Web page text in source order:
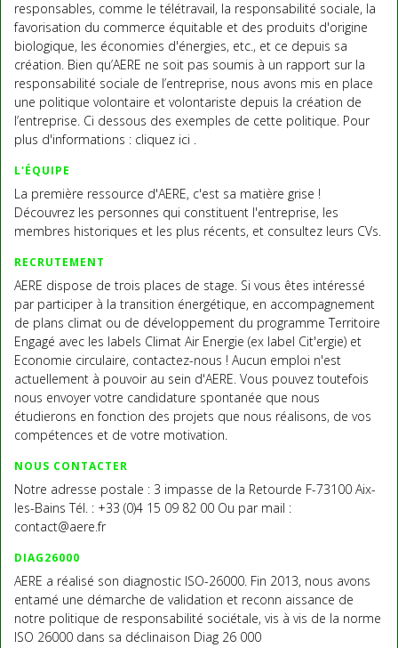
responsables, comme le télétravail, la responsabilité sociale, la
favorisation du commerce équitable et des produits d'origine
biologique, les économies d'énergies, etc., et ce depuis sa
création. Bien qu’AERE ne soit pas soumis à un rapport sur la
responsabilité sociale de l’entreprise, nous avons mis en place
une politique volontaire et volontariste depuis la création de
l’entreprise. Ci dessous des exemples de cette politique. Pour
plus d'informations : cliquez ici .
L'ÉQUIPE
La première ressource d'AERE, c'est sa matière grise !
Découvrez les personnes qui constituent l'entreprise, les
membres historiques et les plus récents, et consultez leurs CVs.
RECRUTEMENT
AERE dispose de trois places de stage. Si vous êtes intéressé
par participer à la transition énergétique, en accompagnement
de plans climat ou de développement du programme Territoire
Engagé avec les labels Climat Air Energie (ex label Cit'ergie) et
Economie circulaire, contactez-nous ! Aucun emploi n'est
actuellement à pouvoir au sein d'AERE. Vous pouvez toutefois
nous envoyer votre candidature spontanée que nous
étudierons en fonction des projets que nous réalisons, de vos
compétences et de votre motivation.
NOUS CONTACTER
Notre adresse postale : 3 impasse de la Retourde F-73100 Aix-
les-Bains Tél. : +33 (0)4 15 09 82 00 Ou par mail :
contact@aere.fr
DIAG26000
AERE a réalisé son diagnostic ISO-26000. Fin 2013, nous avons
entamé une démarche de validation et reconn aissance de
notre politique de responsabilité sociétale, vis à vis de la norme
ISO 26000 dans sa déclinaison Diag 26 000